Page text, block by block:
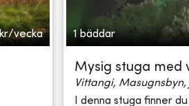
kr/vecka 1 bäddar
Mysig stuga med
Vittangi, Masugnsbyn,
I denna stuga finner